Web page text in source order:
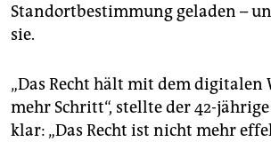
Standortbestimmung geladen –
sie.
„Das Recht hält mit dem digitalen
mehr Schritt“, stellte der 42-
klar: „Das Recht ist nicht mehr